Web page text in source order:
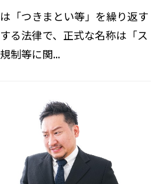
「つきまとい等」を繰り返す
る法律で、正式な名称は「ス
制等に関...